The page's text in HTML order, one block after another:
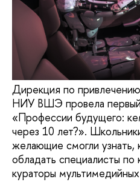
Дирекция по
НИУ ВШЭ провела первый
«Профессии будущего:
через 10 лет?».
желающие смогли узнать,
обладать специалисты по
кураторы